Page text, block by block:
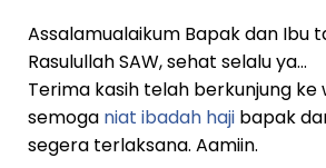
Assalamualaikum Bapak dan Ibu
Rasulullah SAW, sehat selalu ya…
Terima kasih telah berkunjung ke
semoga niat ibadah haji bapak
segera terlaksana. Aamiin.